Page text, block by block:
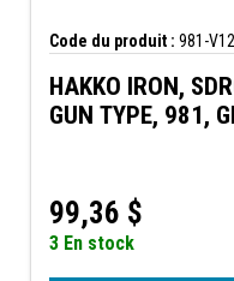
Code du produit : 981-
HAKKO IRON,
GUN TYPE, 981,
99,36 $
3 En stock